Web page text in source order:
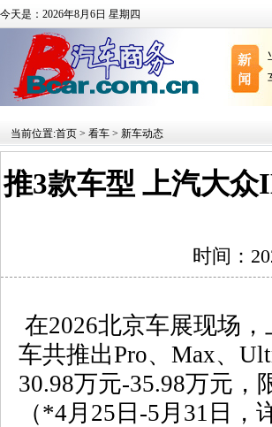
今天是：2026年8月6日 星期四
当前位置:首页 > 看车 > 新车动态
推3款车型 上汽大众
时间：
在2026北京车展现场，
车共推出Pro、 Max、
30.98万元-35.98万元，
（*4月 25 日 -5月 31 日，